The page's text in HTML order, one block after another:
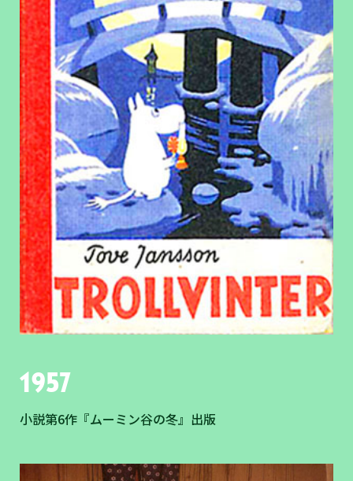
1957
小説第6作『ムーミン谷の冬』出版